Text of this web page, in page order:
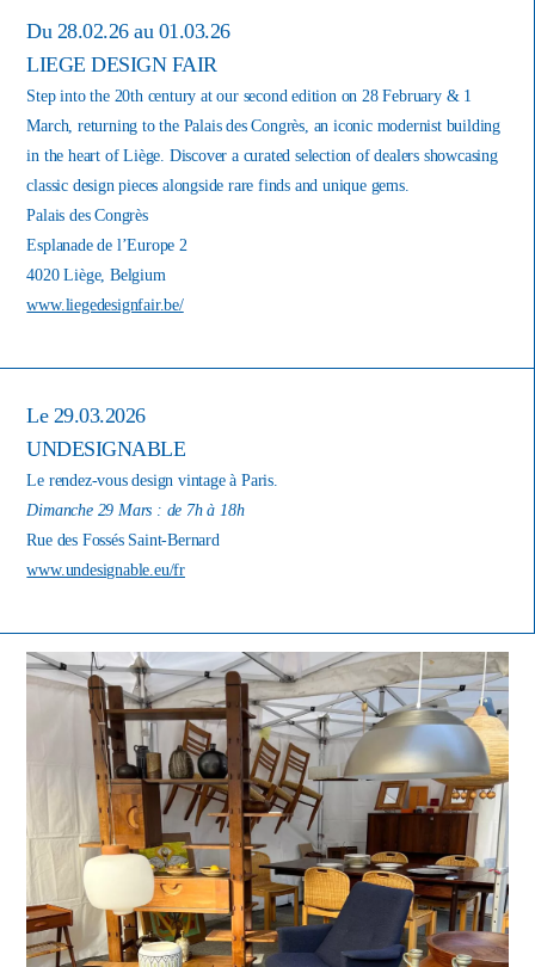
Du 28.02.26 au 01.03.26
LIEGE DESIGN FAIR
Step into the 20th century at our second edition on 28 February & 1
March, returning to the Palais des Congrès, an iconic modernist building
in the heart of Liège. Discover a curated selection of dealers showcasing
classic design pieces alongside rare finds and unique gems.
Palais des Congrès
Esplanade de l’Europe 2
4020 Liège, Belgium
www.liegedesignfair.be/
Le 29.03.2026
UNDESIGNABLE
Le rendez-vous design vintage à Paris.
Dimanche 29 Mars : de 7h à 18h
Rue des Fossés Saint-Bernard
www.undesignable.eu/fr